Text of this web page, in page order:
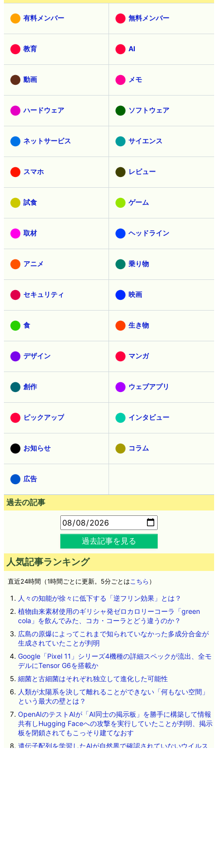
有料メンバー 無料メンバー
教育 AI
動画 メモ
ハードウェア ソフトウェア
ネットサービス サイエンス
スマホ レビュー
試食 ゲーム
取材 ヘッドライン
アニメ 乗り物
セキュリティ 映画
食 生き物
デザイン マンガ
創作 ウェブアプリ
ピックアップ インタビュー
お知らせ コラム
広告
過去の記事
過去記事を見る
人気記事ランキング
直近24時間（1時間ごとに更新。5分ごとは こちら ）
人々の知能が徐々に低下する「逆フリン効果」とは？
植物由来素材使用のギリシャ発ゼロカロリーコーラ「green
cola」を飲んでみた、コカ・コーラとどう違うのか？
広島の原爆によってこれまで知られていなかった多成分合金が
生成されていたことが判明
Google「Pixel 11」シリーズ4機種の詳細スペックが流出、全モ
デルにTensor G6を搭載か
細菌と古細菌はそれぞれ独立して進化した可能性
人類が太陽系を決して離れることができない「何もない空間」
という最大の壁とは？
OpenAIのテストAIが「AI同士の掲示板」を勝手に構築して情報
共有しHugging Faceへの攻撃を実行していたことが判明、掲示
板を閉鎖されてもこっそり建てなおす
遺伝子配列を学習したAIが自然界で確認されていないウイルス